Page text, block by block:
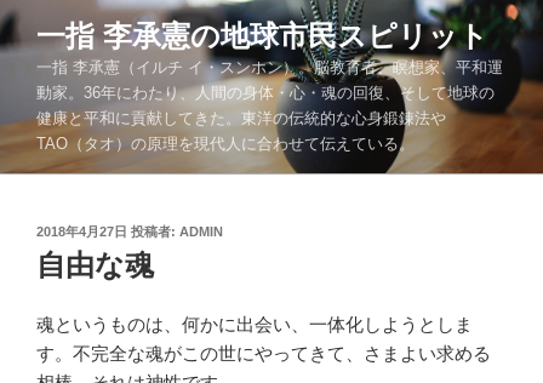
コ
ン
ツ
一指 李承憲の地球市民スピリット
一指 李承憲（イルチ イ・スンホン）。脳教育者、瞑想家、平和運
動家。36年にわたり、人間の身体・心・魂の回復、そして地球の
健康と平和に貢献してきた。東洋の伝統的な心身鍛錬法や
TAO（タオ）の原理を現代人に合わせて伝えている。
投
稿
日:
2018年4月27日 投稿者: ADMIN
自由な魂
魂というものは、何かに出会い、一体化しようとしま
す。不完全な魂がこの世にやってきて、さまよい求める